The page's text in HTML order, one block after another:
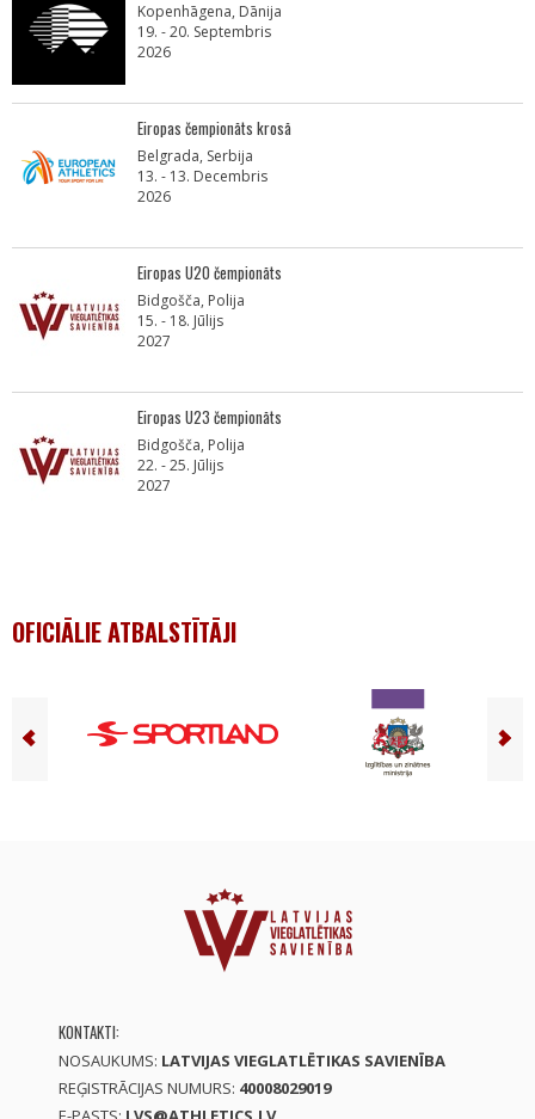
Kopenhāgena, Dānija
19. - 20. Septembris
2026
Eiropas čempionāts krosā
Belgrada, Serbija
13. - 13. Decembris
2026
Eiropas U20 čempionāts
Bidgošča, Polija
15. - 18. Jūlijs
2027
Eiropas U23 čempionāts
Bidgošča, Polija
22. - 25. Jūlijs
2027
OFICIĀLIE ATBALSTĪTĀJI
KONTAKTI:
NOSAUKUMS: LATVIJAS VIEGLATLĒTIKAS SAVIENĪBA
REĢISTRĀCIJAS NUMURS: 40008029019